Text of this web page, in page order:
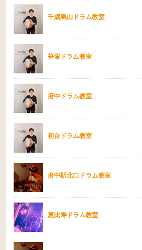
千歳烏山ドラム教室
笹塚ドラム教室
府中ドラム教室
初台ドラム教室
府中駅北口ドラム教室
恵比寿ドラム教室